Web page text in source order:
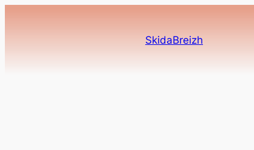
SkidaBreizh